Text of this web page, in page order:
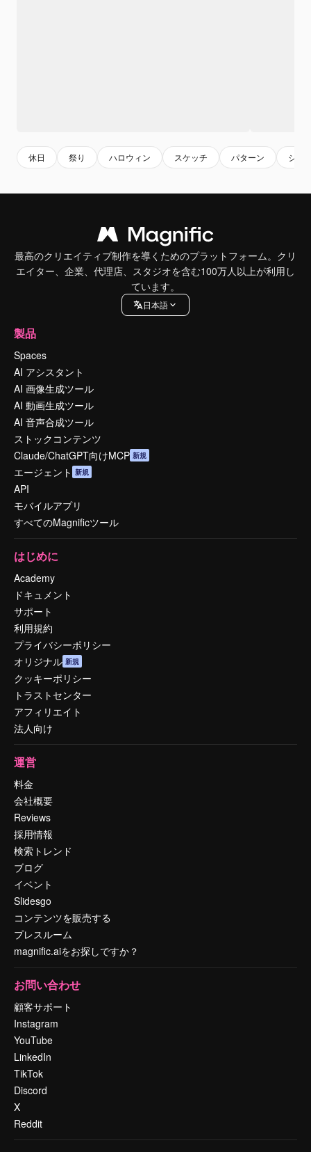
休日 祭り ハロウィン スケッチ パターン シー
最高のクリエイティブ制作を導くためのプラットフォーム。クリ
エイター、企業、代理店、スタジオを含む100万人以上が利用し
ています。
日本語
製品
Spaces
AI アシスタント
AI 画像生成ツール
AI 動画生成ツール
AI 音声合成ツール
ストックコンテンツ
Claude/ChatGPT向けMCP 新規
エージェント 新規
API
モバイルアプリ
すべてのMagnificツール
はじめに
Academy
ドキュメント
サポート
利用規約
プライバシーポリシー
オリジナル 新規
クッキーポリシー
トラストセンター
アフィリエイト
法人向け
運営
料金
会社概要
Reviews
採用情報
検索トレンド
ブログ
イベント
Slidesgo
コンテンツを販売する
プレスルーム
magnific.aiをお探しですか？
お問い合わせ
顧客サポート
Instagram
YouTube
LinkedIn
TikTok
Discord
X
Reddit